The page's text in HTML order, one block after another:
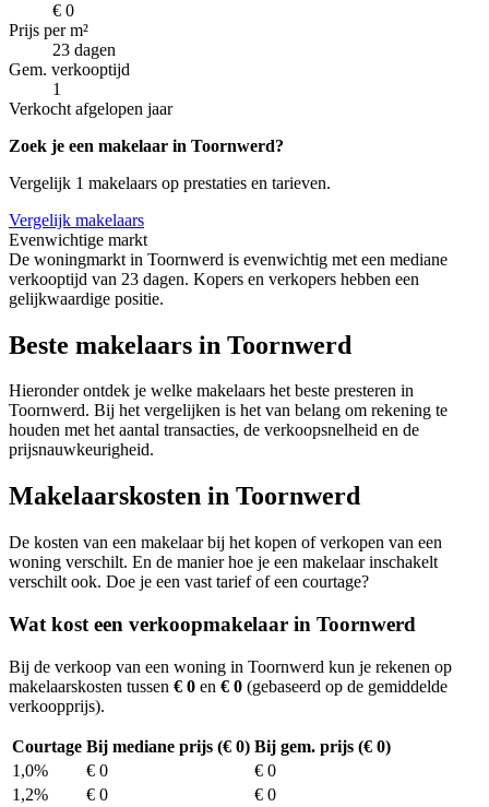
€ 0
Prijs per m²
23 dagen
Gem. verkooptijd
1
Verkocht afgelopen jaar
Zoek je een makelaar in Toornwerd?
Vergelijk 1 makelaars op prestaties en tarieven.
Vergelijk makelaars
Evenwichtige markt
De woningmarkt in Toornwerd is evenwichtig met een mediane
verkooptijd van 23 dagen. Kopers en verkopers hebben een
gelijkwaardige positie.
Beste makelaars in Toornwerd
Hieronder ontdek je welke makelaars het beste presteren in
Toornwerd. Bij het vergelijken is het van belang om rekening te
houden met het aantal transacties, de verkoopsnelheid en de
prijsnauwkeurigheid.
Makelaarskosten in Toornwerd
De kosten van een makelaar bij het kopen of verkopen van een
woning verschilt. En de manier hoe je een makelaar inschakelt
verschilt ook. Doe je een vast tarief of een courtage?
Wat kost een verkoopmakelaar in Toornwerd
Bij de verkoop van een woning in Toornwerd kun je rekenen op
makelaarskosten tussen € 0 en € 0 (gebaseerd op de gemiddelde
verkoopprijs).
Courtage Bij mediane prijs (€ 0) Bij gem. prijs (€ 0)
1,0%
€ 0
€ 0
1,2%
€ 0
€ 0